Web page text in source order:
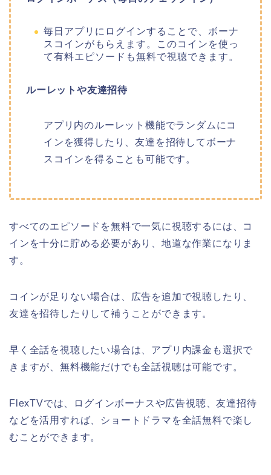
毎日アプリにログインすることで、ボーナ
スコインがもらえます。このコインを使っ
て有料エピソードも無料で視聴できます。
ルーレットや友達招待
アプリ内のルーレット機能でランダムにコ
インを獲得したり、友達を招待してボーナ
スコインを得ることも可能です。
すべてのエピソードを無料で一気に視聴するには、コ
インを十分に貯める必要があり、地道な作業になりま
す。
コインが足りない場合は、広告を追加で視聴したり、
友達を招待したりして補うことができます。
早く全話を視聴したい場合は、アプリ内課金も選択で
きますが、無料機能だけでも全話視聴は可能です。
FlexTVでは、ログインボーナスや広告視聴、友達招待
などを活用すれば、ショートドラマを全話無料で楽し
むことができます。